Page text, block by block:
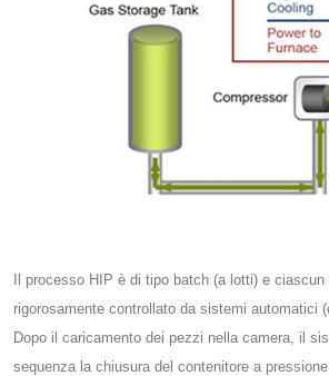
Il processo HIP è di tipo batch (a lotti) e ciascun
rigorosamente controllato da sistemi automatici
Dopo il caricamento dei pezzi nella camera, il
sequenza la chiusura del contenitore a